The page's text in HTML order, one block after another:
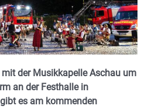
der Musikkapelle Aschau um
an der Festhalle in
es am kommenden